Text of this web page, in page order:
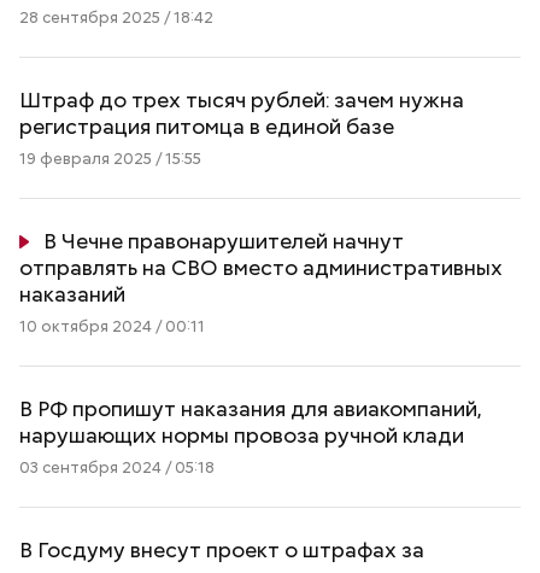
28 сентября 2025 / 18:42
Штраф до трех тысяч рублей: зачем нужна
регистрация питомца в единой базе
19 февраля 2025 / 15:55
В Чечне правонарушителей начнут
отправлять на СВО вместо административных
наказаний
10 октября 2024 / 00:11
В РФ пропишут наказания для авиакомпаний,
нарушающих нормы провоза ручной клади
03 сентября 2024 / 05:18
В Госдуму внесут проект о штрафах за